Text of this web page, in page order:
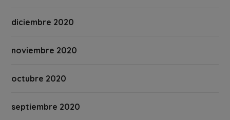
diciembre 2020
noviembre 2020
octubre 2020
septiembre 2020